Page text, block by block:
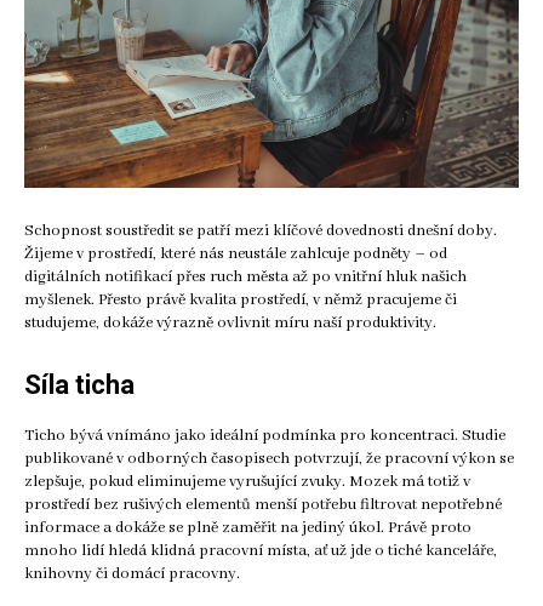
Schopnost soustředit se patří mezi klíčové dovednosti dnešní doby.
Žijeme v prostředí, které nás neustále zahlcuje podněty – od
digitálních notifikací přes ruch města až po vnitřní hluk našich
myšlenek. Přesto právě kvalita prostředí, v němž pracujeme či
studujeme, dokáže výrazně ovlivnit míru naší produktivity.
Síla ticha
Ticho bývá vnímáno jako ideální podmínka pro koncentraci. Studie
publikované v odborných časopisech potvrzují, že pracovní výkon se
zlepšuje, pokud eliminujeme vyrušující zvuky. Mozek má totiž v
prostředí bez rušivých elementů menší potřebu filtrovat nepotřebné
informace a dokáže se plně zaměřit na jediný úkol. Právě proto
mnoho lidí hledá klidná pracovní místa, ať už jde o tiché kanceláře,
knihovny či domácí pracovny.